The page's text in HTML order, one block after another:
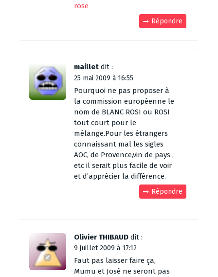
rose
Répondre
maillet dit :
25 mai 2009 à 16:55
Pourquoi ne pas proposer à
la commission européenne le
nom de BLANC ROSI ou ROSI
tout court pour le
mélange.Pour les étrangers
connaissant mal les sigles
AOC, de Provence,vin de pays ,
etc il serait plus facile de voir
et d’apprécier la différence.
Répondre
Olivier THIBAUD dit :
9 juillet 2009 à 17:12
Faut pas laisser faire ça,
Mumu et José ne seront pas